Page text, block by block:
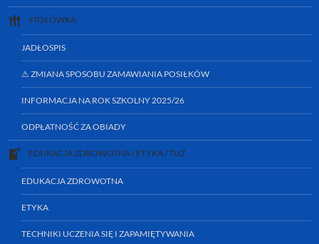
STOŁÓWKA
JADŁOSPIS
⚠ ZMIANA SPOSOBU ZAMAWIANIA POSIŁKÓW
INFORMACJA NA ROK SZKOLNY 2025/26
ODPŁATNOŚĆ ZA OBIADY
EDUKACJA ZDROWOTNA / ETYKA / TUZ
EDUKACJA ZDROWOTNA
ETYKA
TECHNIKI UCZENIA SIĘ I ZAPAMIĘTYWANIA